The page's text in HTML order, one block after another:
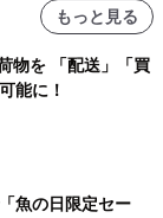
もっと見る
物を 「配送」「買
能に！
魚の日限定セー